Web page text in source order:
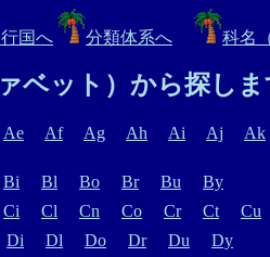
国へ 分類体系へ 科名
ベット）から探し
Ae Af Ag Ah Ai Aj
Ak
Bi Bl Bo Br Bu
By
Ci Cl Cn Co Cr Ct
Cu
Di Dl Do Dr Du
Dy